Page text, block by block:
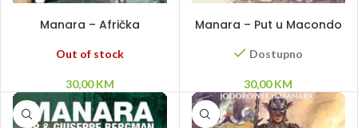
Manara – Afrička
Out of stock
30,00KM
Manara – Put u Macondo
Dostupno
30,00KM